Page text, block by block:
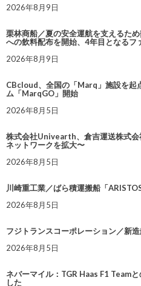
2026年8月9日
栗林商船／夏の安全運航を支えるた
への飲料配布を開始、4年目となるフ
2026年8月9日
CBcloud、全国の「Marq」施設を起
ム「MarqGO」開始
2026年8月5日
株式会社Univearth、倉吉運送株式
ネットワークを拡大〜
2026年8月5日
川崎重工業／ばら積運搬船「
2026年8月5日
フジトランスコーポレーション／新
2026年8月5日
ネバーマイル：TGR Haas F1 Team
した